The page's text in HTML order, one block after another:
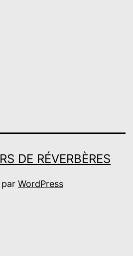
DE RÉVERBÈRES
WordPress